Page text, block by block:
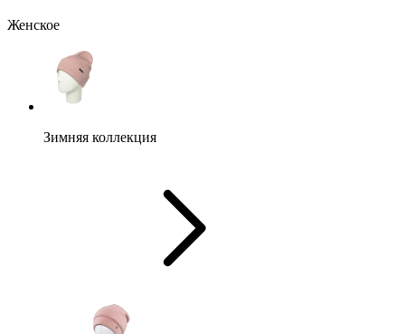
Женское
Зимняя коллекция